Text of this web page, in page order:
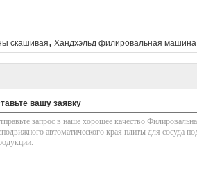
скашивая, Хандхэльд филировальная машина
вашу заявку